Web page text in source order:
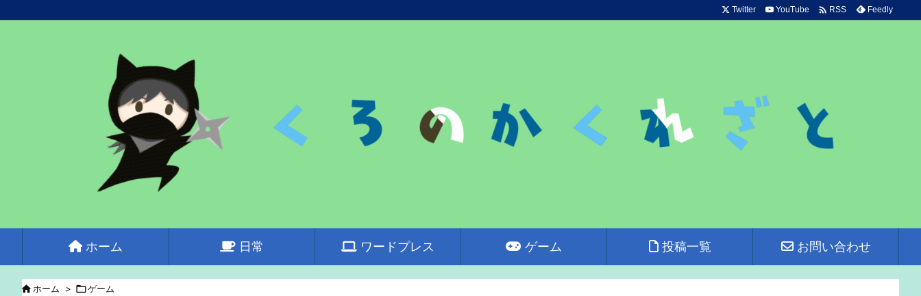
ホーム 日常 ワードプレス ゲーム 投稿一覧 お問い合わせ
Twitter YouTube  RSS Feedly
ホーム > ゲーム